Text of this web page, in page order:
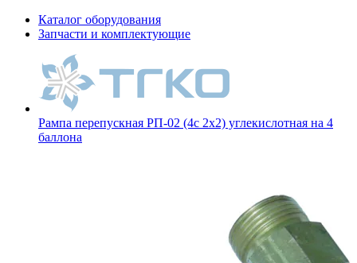
Каталог оборудования
Запчасти и комплектующие
Рампа перепускная РП-02 (4c 2х2) углекислотная на 4
баллона